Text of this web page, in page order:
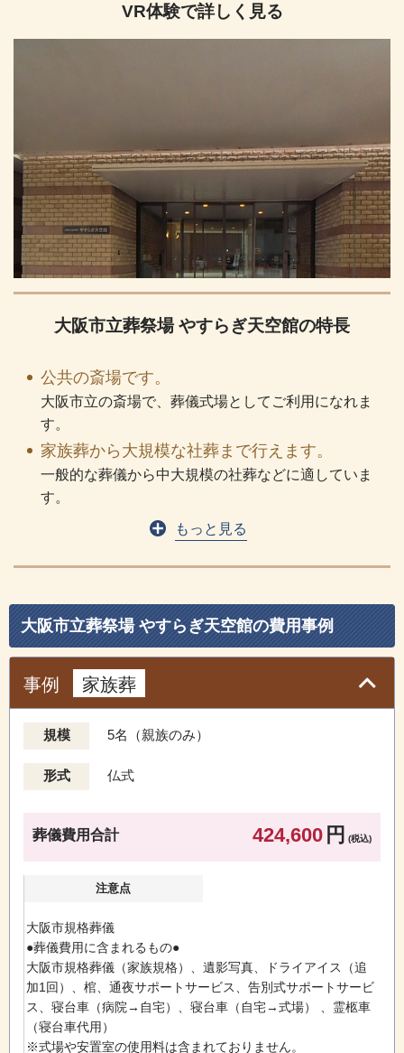
VR体験で詳しく見る
大阪市立葬祭場 やすらぎ天空館の特長
公共の斎場です。
大阪市立の斎場で、葬儀式場としてご利用になれま
す。
家族葬から大規模な社葬まで行えます。
一般的な葬儀から中大規模の社葬などに適していま
す。
もっと見る
大阪市立葬祭場 やすらぎ天空館の費⽤事例
事例 家族葬
規模 5名（親族のみ）
形式 仏式
葬儀費用合計 424,600 円 (税込)
注意点
大阪市規格葬儀
●葬儀費用に含まれるもの●
大阪市規格葬儀（家族規格）、遺影写真、ドライアイス（追
加1回）、棺、通夜サポートサービス、告別式サポートサービ
ス、寝台車（病院→自宅）、寝台車（自宅→式場） 、霊柩車
（寝台車代用）
※式場や安置室の使用料は含まれておりません。